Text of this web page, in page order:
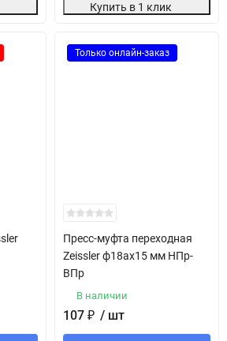
Купить в 1 клик
Только онлайн-заказ
Пресс-муфта переходная
Zeissler ф18aх15 мм НПр-
ВПр
В наличии
107 ₽ / шт